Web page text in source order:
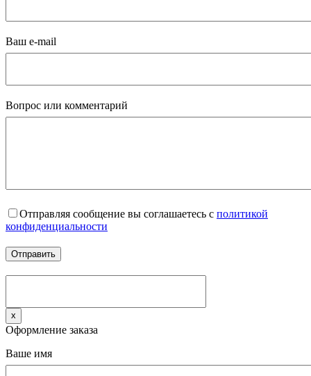
Ваш e-mail
Вопрос или комментарий
Отправляя сообщение вы соглашаетесь с политикой
конфиденциальности
x
Оформление заказа
Ваше имя